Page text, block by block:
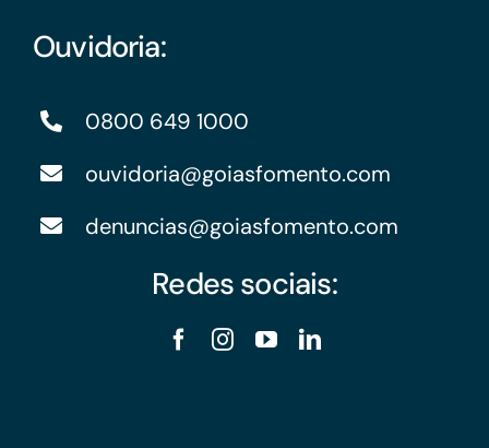
Ouvidoria:
0800 649 1000
ouvidoria@goiasfomento.com
denuncias@goiasfomento.com
Redes sociais: